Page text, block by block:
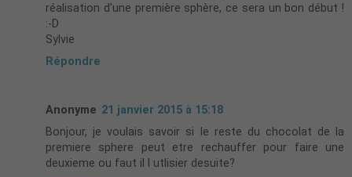
réalisation d'une première sphère, ce sera un bon début !
:-D
Sylvie
Répondre
Anonyme 21 janvier 2015 à 15:18
Bonjour, je voulais savoir si le reste du chocolat de la
premiere sphere peut etre rechauffer pour faire une
deuxieme ou faut il l utlisier desuite?